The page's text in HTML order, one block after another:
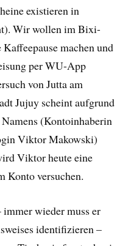
existieren in
Wir wollen im Bixi-
machen und
per WU-App
von Jutta am
Jujuy scheint aufgrund
(Kontoinhaberin
Viktor Makowski)
Viktor heute eine
Konto versuchen.
wieder muss er
identifizieren –